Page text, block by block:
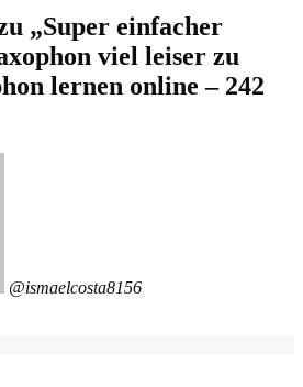
„Super einfacher
viel leiser zu
lernen online – 242
@ismaelcosta8156